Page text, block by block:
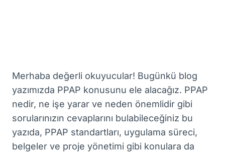
Merhaba değerli okuyucular! Bugünkü blog
yazımızda PPAP konusunu ele alacağız. PPAP
nedir, ne işe yarar ve neden önemlidir gibi
sorularınızın cevaplarını bulabileceğiniz bu
yazıda, PPAP standartları, uygulama süreci,
belgeler ve proje yönetimi gibi konulara da